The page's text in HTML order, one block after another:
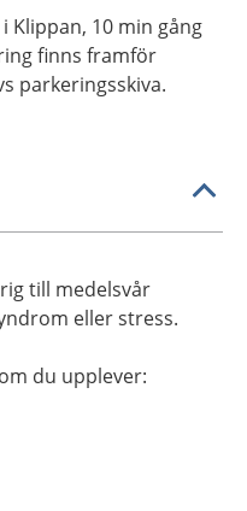
Klippan, 10 min gång
finns framför
parkeringsskiva.
till medelsvår
eller stress.
du upplever: